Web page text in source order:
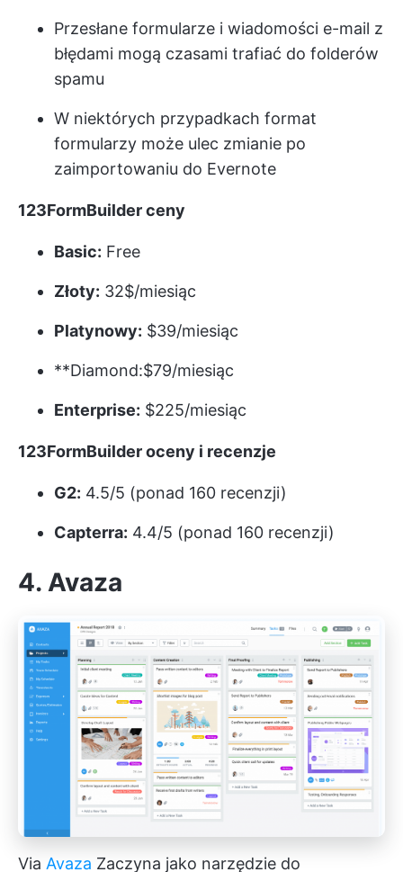
Przesłane formularze i wiadomości e-mail z
błędami mogą czasami trafiać do folderów
spamu
W niektórych przypadkach format
formularzy może ulec zmianie po
zaimportowaniu do Evernote
123FormBuilder ceny
Basic: Free
Złoty: 32$/miesiąc
Platynowy: $39/miesiąc
**Diamond:$79/miesiąc
Enterprise: $225/miesiąc
123FormBuilder oceny i recenzje
G2: 4.5/5 (ponad 160 recenzji)
Capterra: 4.4/5 (ponad 160 recenzji)
4. Avaza
Via Avaza Zaczyna jako narzędzie do